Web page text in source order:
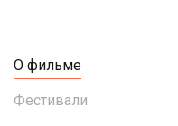
О фильме
Фестивали